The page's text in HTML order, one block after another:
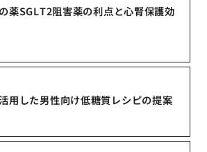
薬SGLT2阻害薬の利点と心腎保護効
用した男性向け低糖質レシピの提案